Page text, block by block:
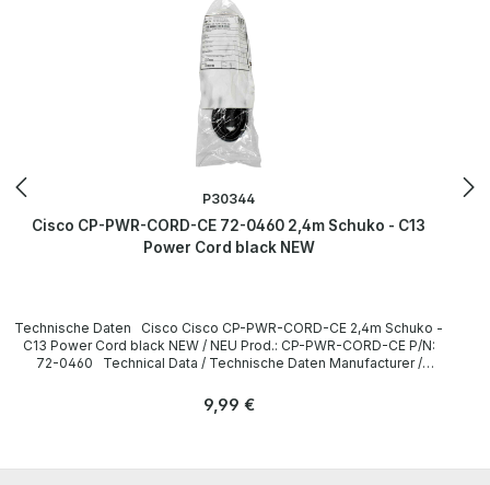
P30344
Cisco CP-PWR-CORD-CE 72-0460 2,4m Schuko - C13
Power Cord black NEW
Technische Daten Cisco Cisco CP-PWR-CORD-CE 2,4m Schuko -
C13 Power Cord black NEW / NEU Prod.: CP-PWR-CORD-CE P/N:
72-0460 Technical Data / Technische Daten Manufacturer /
can be found on the pages of the manufacturer. Weitere
Regulärer Preis:
9,99 €